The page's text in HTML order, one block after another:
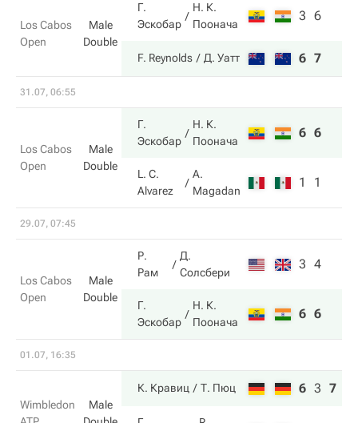
Los Cabos
Open
Male
Double
Г.
Эскобар
Н. К.
Поонача
3 6
F. Reynolds Д. Уатт 6 7
31.07, 06:55
Los Cabos
Open
Male
Double
Г.
Эскобар
Н. К.
Поонача
6 6
L. C.
Alvarez
A.
Magadan
1 1
29.07, 07:45
Los Cabos
Open
Male
Double
Р.
Рам
Д.
Солсбери
3 4
Г.
Эскобар
Н. К.
Поонача
6 6
01.07, 16:35
Wimbledon
Male
К. Кравиц Т. Пюц 6 3 7